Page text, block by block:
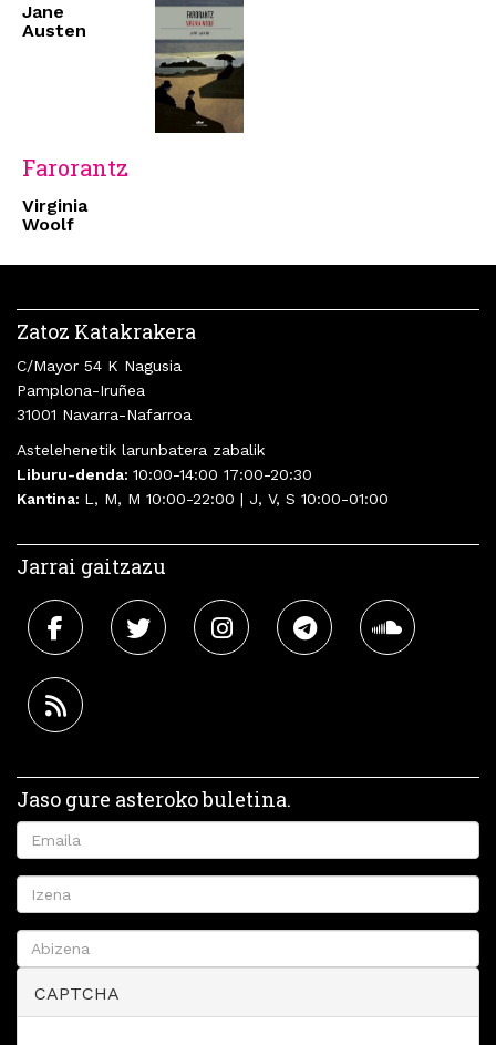
Jane
Austen
Farorantz
Virginia
Woolf
Zatoz Katakrakera
C/Mayor 54 K Nagusia
Pamplona-Iruñea
31001 Navarra-Nafarroa
Astelehenetik larunbatera zabalik
Liburu-denda: 10:00-14:00 17:00-20:30
Kantina: L, M, M 10:00-22:00 | J, V, S 10:00-01:00
Jarrai gaitzazu
Jaso gure asteroko buletina.
CAPTCHA